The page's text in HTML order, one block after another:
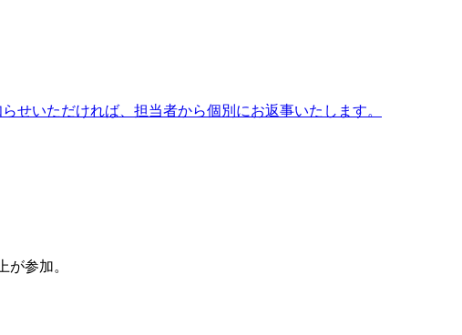
せいただければ、担当者から個別にお返事いたします。
が参加。